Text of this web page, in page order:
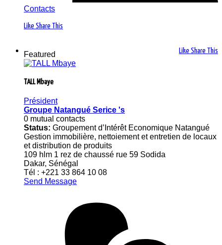
Contacts
Like Share This
Like Share This
Featured
TALL Mbaye
Président
Groupe Natangué Serice 's
0 mutual contacts
Status: Groupement d’Intérêt Economique Natangué
Gestion immobilière, nettoiement et entretien de locaux
et distribution de produits
109 hlm 1 rez de chaussé rue 59 Sodida
Dakar, Sénégal
Tél : +221 33 864 10 08
Send Message